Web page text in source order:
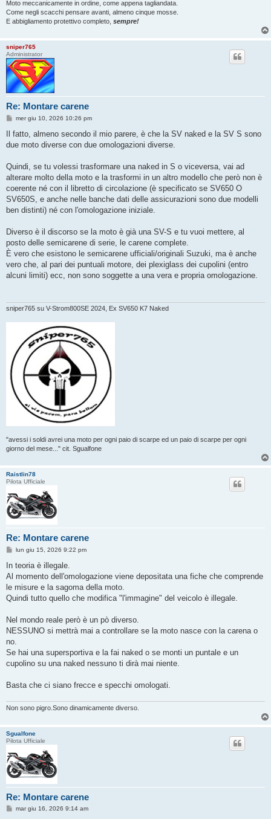
Moto meccanicamente in ordine, come appena tagliandata.
Come negli scacchi pensare avanti, almeno cinque mosse.
E abbigliamento protettivo completo, sempre!
sniper765
Administrator
Re: Montare carene
M
s
a
i
o
mer giu 10, 2026 10:26 pm
Il fatto, almeno secondo il mio parere, è che la SV naked e la SV S sono
due moto diverse con due omologazioni diverse.
Quindi, se tu volessi trasformare una naked in S o viceversa, vai ad
alterare molto della moto e la trasformi in un altro modello che però non è
coerente né con il libretto di circolazione (è specificato se SV650 O
SV650S, e anche nelle banche dati delle assicurazioni sono due modelli
ben distinti) né con l'omologazione iniziale.
Diverso è il discorso se la moto è già una SV-S e tu vuoi mettere, al
posto delle semicarene di serie, le carene complete.
È vero che esistono le semicarene ufficiali/originali Suzuki, ma è anche
vero che, al pari dei puntuali motore, dei plexiglass dei cupolini (entro
alcuni limiti) ecc, non sono soggette a una vera e propria omologazione.
sniper765 su V-Strom800SE 2024, Ex SV650 K7 Naked
"avessi i soldi avrei una moto per ogni paio di scarpe ed un paio di scarpe per ogni
giorno del mese..." cit. Sgualfone
Raistlin78
Pilota Ufficiale
Re: Montare carene
M
s
a
g
i
lun giu 15, 2026 9:22 pm
In teoria è illegale.
Al momento dell'omologazione viene depositata una fiche che comprende
le misure e la sagoma della moto.
Quindi tutto quello che modifica "l'immagine" del veicolo è illegale.
Nel mondo reale però è un pò diverso.
NESSUNO si mettrà mai a controllare se la moto nasce con la carena o
no.
Se hai una supersportiva e la fai naked o se monti un puntale e un
cupolino su una naked nessuno ti dirà mai niente.
Basta che ci siano frecce e specchi omologati.
Non sono pigro.Sono dinamicamente diverso.
Sgualfone
Pilota Ufficiale
Re: Montare carene
Mmar giu 16, 2026 9:14 am